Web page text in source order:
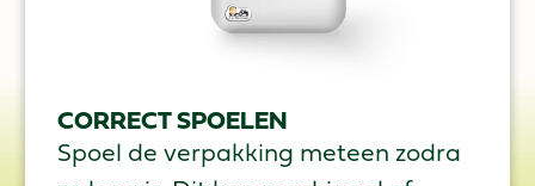
CORRECT SPOELEN
Spoel de verpakking meteen zodra